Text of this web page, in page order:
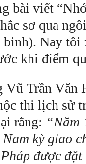
bài viết
sơ qua
binh). Nay
khi điểm
Vũ Trần Văn
thi lịch sử
rằng: “Năm
kỳ giao
được